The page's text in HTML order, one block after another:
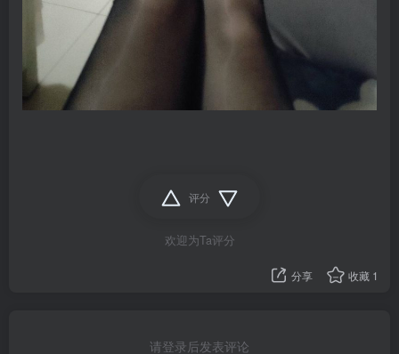
评分
欢迎为Ta评分
分享 收藏 1
请登录后发表评论